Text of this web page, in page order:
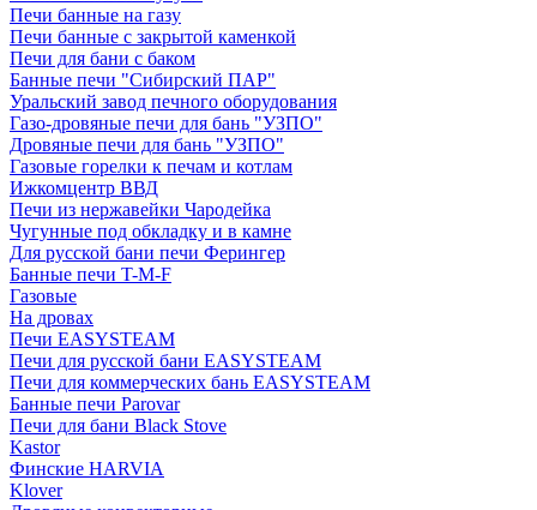
Печи банные на газу
Печи банные с закрытой каменкой
Печи для бани с баком
Банные печи "Сибирский ПАР"
Уральский завод печного оборудования
Газо-дровяные печи для бань "УЗПО"
Дровяные печи для бань "УЗПО"
Газовые горелки к печам и котлам
Ижкомцентр ВВД
Печи из нержавейки Чародейка
Чугунные под обкладку и в камне
Для русской бани печи Ферингер
Банные печи T-M-F
Газовые
На дровах
Печи EASYSTEAM
Печи для русской бани EASYSTEAM
Печи для коммерческих бань EASYSTEAM
Банные печи Parovar
Печи для бани Black Stove
Kastor
Финские HARVIA
Klover